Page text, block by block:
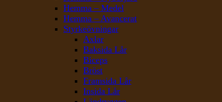
Hemma – Medel
Hemma – Avancerat
Styrkeövningar
Axlar
Baksida Lår
Biceps
Bröst
Framsida Lår
Insida Lår